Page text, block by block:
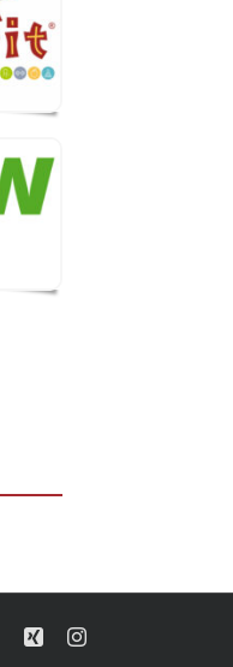
Facebook
Xing Instagram